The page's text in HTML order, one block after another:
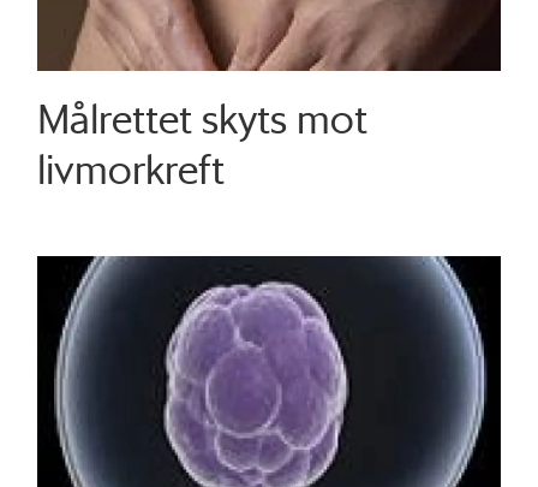
Målrettet skyts mot
livmorkreft